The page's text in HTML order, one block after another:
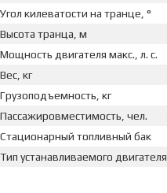
Угол килеватости на транце, °
Высота транца, м
Мощность двигателя макс., л. с.
Вес, кг
Грузоподъемность, кг
Пассажировместимость, чел.
Стационарный топливный бак
Тип устанавливаемого двигателя